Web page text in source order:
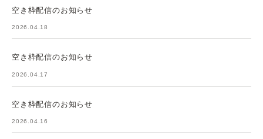
空き枠配信のお知らせ
2026.04.18
空き枠配信のお知らせ
2026.04.17
空き枠配信のお知らせ
2026.04.16